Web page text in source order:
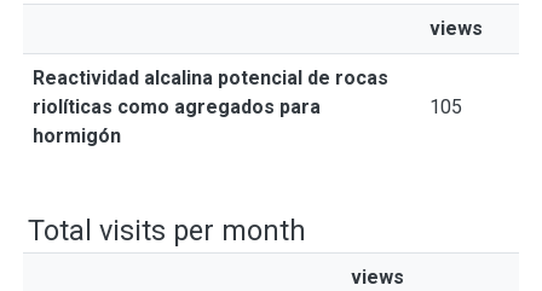
views
Reactividad alcalina potencial de rocas
riolíticas como agregados para
hormigón
105
Total visits per month
views